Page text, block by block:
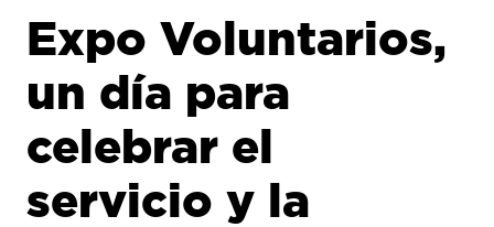
Expo Voluntarios,
un día para
celebrar el
servicio y la